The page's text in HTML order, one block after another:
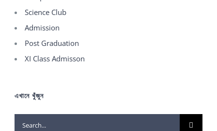
Science Club
Admission
Post Graduation
XI Class Admisson
এখানে খুঁজুন
Search